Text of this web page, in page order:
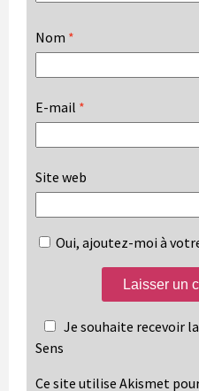
Nom *
E-mail *
Site web
Oui, ajoutez-moi à
Je souhaite recevoir
Sens
Ce site utilise Akismet